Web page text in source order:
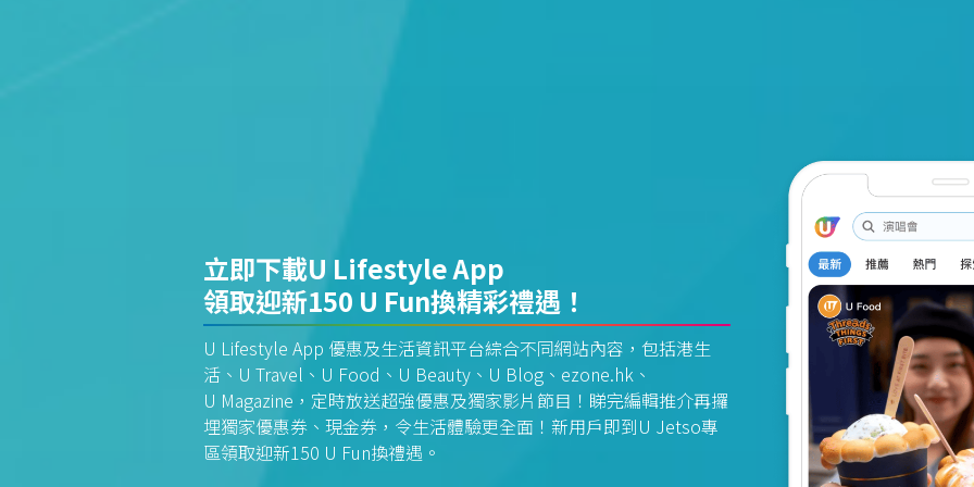
立即下載U Lifestyle App
領取迎新150 U Fun換精彩禮遇！
U Lifestyle App 優惠及生活資訊平台綜合不同網站內容，包括港生
活、U Travel、U Food、U Beauty、U Blog、ezone.hk、
U Magazine，定時放送超強優惠及獨家影片節目！睇完編輯推介再攞
埋獨家優惠券、現金券，令生活體驗更全面！新用戶即到U Jetso專
區領取迎新150 U Fun換禮遇。